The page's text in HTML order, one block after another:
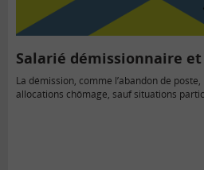
Salarié démissionnaire
La démission, comme l’abandon de
allocations chômage, sauf situations